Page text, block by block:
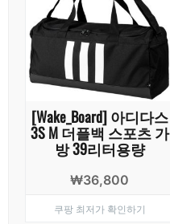
[Wake_Board] 아디다스
3S M 더플백 스포츠 가
방 39리터용량
₩36,800
쿠팡 최저가 확인하기